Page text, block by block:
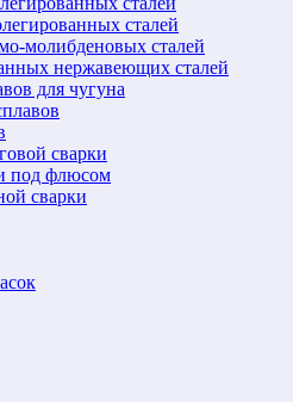
сталей
молибденовых сталей
нержавеющих сталей
для чугуна
сварки
под флюсом
сварки